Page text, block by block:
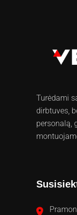
Turėdami
dirbtuves,
personalą,